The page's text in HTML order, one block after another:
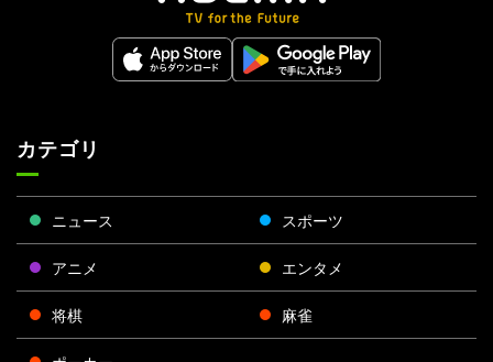
カテゴリ
ニュース スポーツ
アニメ エンタメ
将棋 麻雀